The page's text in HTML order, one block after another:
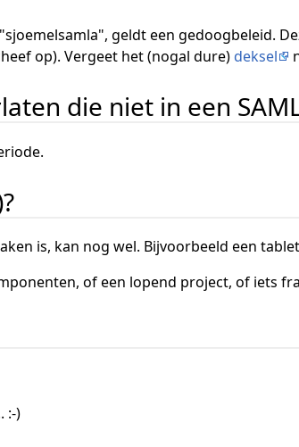
geldt een gedoogbeleid.
op). Vergeet het (nogal dure) deksel
die niet in een
is, kan nog wel. Bijvoorbeeld een
of een lopend project, of iets
:-)